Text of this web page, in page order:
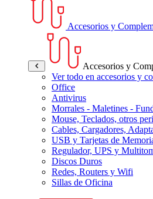
Accesorios y
Accesorios y
Ver todo en accesorios y
Office
Antivirus
Morrales - Maletines -
Mouse, Teclados, otros
Cables, Cargadores,
USB y Tarjetas de
Regulador, UPS y
Discos Duros
Redes, Routers y Wifi
Sillas de Oficina